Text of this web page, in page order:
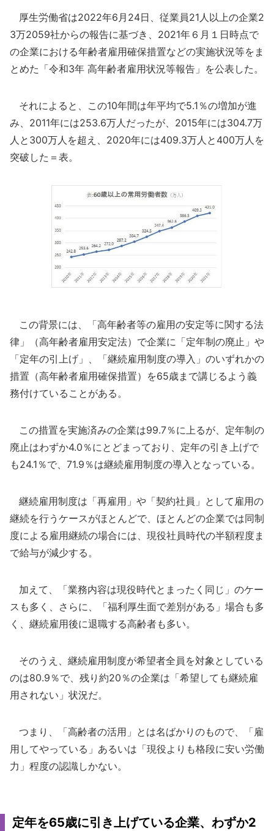
厚生労働省は2022年6月24日、従業員21人以上の企業2
3万2059社からの報告に基づき、2021年６月１日時点で
の企業における年齢者雇用確保措置などの実施状況等をま
とめた「令和3年 高年齢者雇用状況等報告」を公表した。
それによると、この10年間は年平均で5.1％の増加が進
み、2011年には253.6万人だったが、2015年には304.7万
人と300万人を超え、2020年には409.3万人と400万人を
突破した＝表。
この背景には、「高年齢者等の雇用の安定等に関する法
律」（高年齢者雇用安定法）で企業に「定年制の廃止」や
「定年の引上げ」、「継続雇用制度の導入」のいずれかの
措置（高年齢者雇用確保措置）を65歳まで講じるよう義
務付けていることがある。
この措置を実施済みの企業は99.7％に上るが、定年制の
廃止はわずか4.0％にとどまっており、定年の引き上げで
も24.1％で、71.9％は継続雇用制度の導入となっている。
継続雇用制度は「再雇用」や「契約社員」として雇用の
継続を行うケースがほとんどで、ほとんどの企業では同制
度による雇用継続の場合には、現役社員時代の半額程度ま
で給与が減少する。
加えて、「業務内容は現役時代とまったく同じ」のケー
スも多く、さらに、「福利厚生面で差別がある」場合も多
く、継続雇用後に退職する高齢者も多い。
そのうえ、継続雇用制度が希望者全員を対象としている
のは80.9％で、残り約20％の企業は「希望しても継続雇
用されない」状況だ。
つまり、「高齢者の活用」とは名ばかりのもので、「雇
用してやっている」あるいは「現役よりも格段に安い労働
力」程度の認識しかない。
定年を65歳に引き上げている企業、わずか2